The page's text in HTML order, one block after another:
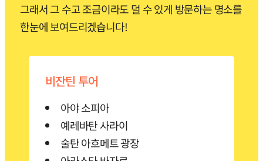
그래서 그 수고 조금이라도 덜 수 있게 방문하는 명소를
한눈에 보여드리겠습니다!
비잔틴 투어
아야 소피아
예레바탄 사라이
술탄 아흐메트 광장